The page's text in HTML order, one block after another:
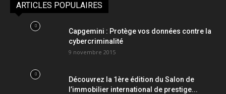
ARTICLES POPULAIRES
Capgemini : Protège vos données contre la
cybercriminalité
9 novembre 2015
Découvrez la 1ère édition du Salon de
l’immobilier international de prestige...